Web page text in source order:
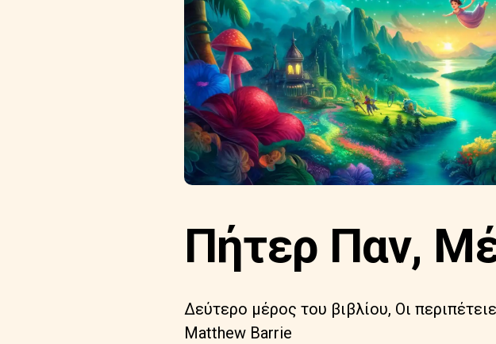
Πήτερ Παν,
Δεύτερο μέρος του βιβλίου, Οι
Matthew Barrie